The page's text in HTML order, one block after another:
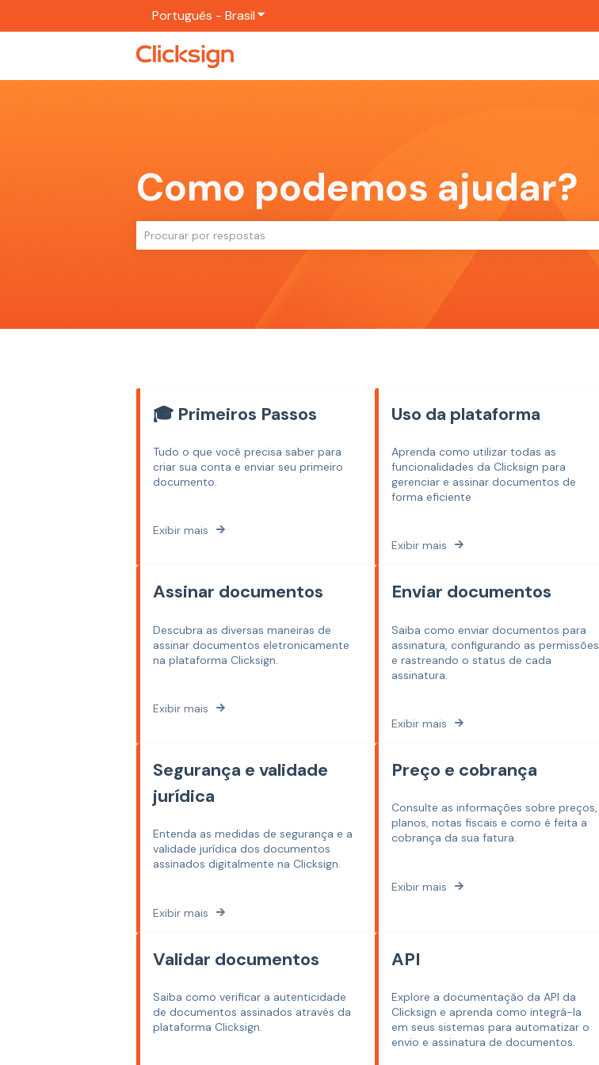
Português - BrasilMostrar submenu para traduções
Como podemos ajudar?
🎓 Primeiros Passos
Tudo o que você precisa saber para
criar sua conta e enviar seu primeiro
documento.
Exibir mais
Uso da plataforma
Aprenda como utilizar todas as
funcionalidades da Clicksign para
gerenciar e assinar documentos de
forma eficiente
Exibir mais
Assinar documentos
Descubra as diversas maneiras de
assinar documentos eletronicamente
na plataforma Clicksign.
Exibir mais
Enviar documentos
Saiba como enviar documentos para
assinatura, configurando as permissões
e rastreando o status de cada
assinatura.
Exibir mais
Segurança e validade
jurídica
Entenda as medidas de segurança e a
validade jurídica dos documentos
assinados digitalmente na Clicksign.
Exibir mais
Preço e cobrança
Consulte as informações sobre preços,
planos, notas fiscais e como é feita a
cobrança da sua fatura.
Exibir mais
Validar documentos
Saiba como verificar a autenticidade
de documentos assinados através da
plataforma Clicksign.
API
Explore a documentação da API da
Clicksign e aprenda como integrá-la
em seus sistemas para automatizar o
envio e assinatura de documentos.